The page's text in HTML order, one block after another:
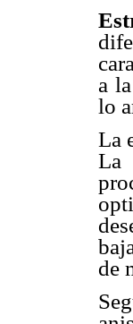
a
lo
La
La
de